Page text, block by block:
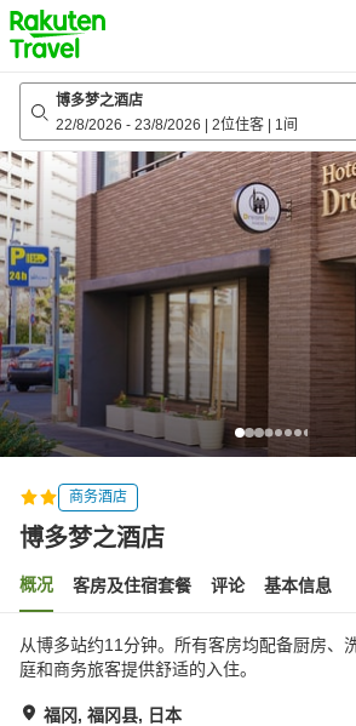
to
top
page
博多梦之酒店
22/8/2026 - 23/8/2026 2位住客 1间
商务酒店
博多梦之酒店
概况 客房及住宿套餐 评论 基本信息
从博多站约11分钟。所有客房均配备厨房、
庭和商务旅客提供舒适的入住。
福冈, 福冈县, 日本